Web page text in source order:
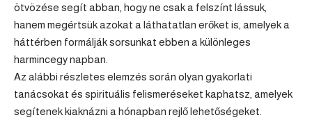
ötvözése segít abban, hogy ne csak a felszínt lássuk,
hanem megértsük azokat a láthatatlan erőket is, amelyek a
háttérben formálják sorsunkat ebben a különleges
harmincegy napban.
Az alábbi részletes elemzés során olyan gyakorlati
tanácsokat és spirituális felismeréseket kaphatsz, amelyek
segítenek kiaknázni a hónapban rejlő lehetőségeket.